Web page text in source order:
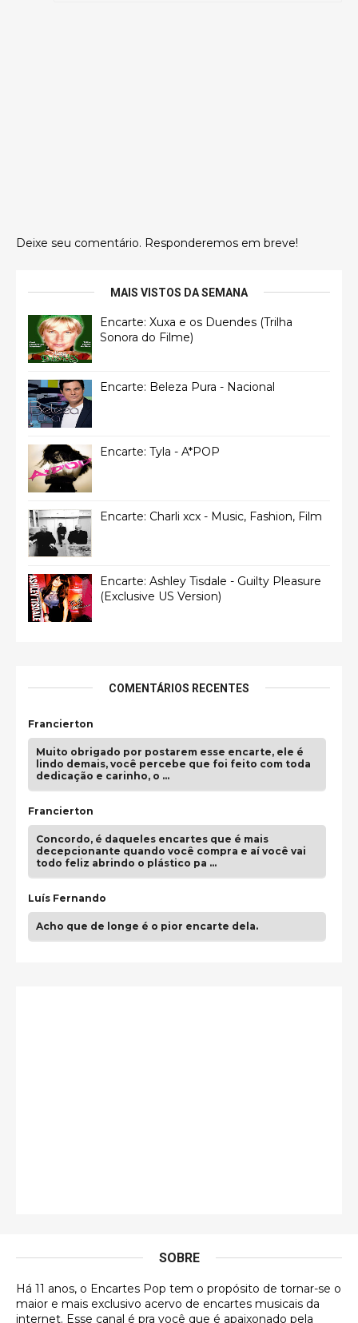
Deixe seu comentário. Responderemos em breve!
MAIS VISTOS DA SEMANA
Encarte: Xuxa e os Duendes (Trilha
Sonora do Filme)
Encarte: Beleza Pura - Nacional
Encarte: Tyla - A*POP
Encarte: Charli xcx - Music, Fashion, Film
Encarte: Ashley Tisdale - Guilty Pleasure
(Exclusive US Version)
COMENTÁRIOS RECENTES
Francierton
Muito obrigado por postarem esse encarte, ele é
lindo demais, você percebe que foi feito com toda
dedicação e carinho, o …
Francierton
Concordo, é daqueles encartes que é mais
decepcionante quando você compra e aí você vai
todo feliz abrindo o plástico pa …
Luís Fernando
Acho que de longe é o pior encarte dela.
DVD MIDINHO
SOBRE
Há 11 anos, o Encartes Pop tem o propósito de tornar-se o
maior e mais exclusivo acervo de encartes musicais da
internet. Esse canal é pra você que é apaixonado pela